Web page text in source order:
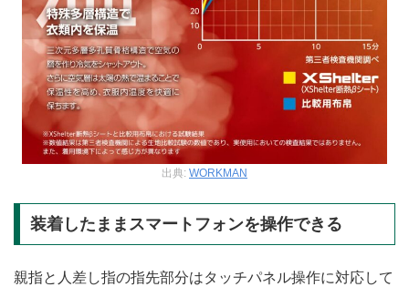
出典: WORKMAN
装着したままスマートフォンを操作できる
親指と人差し指の指先部分はタッチパネル操作に対応して